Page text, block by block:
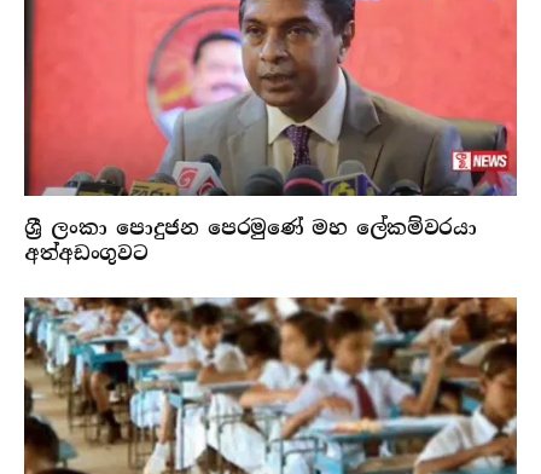
ශ්‍රී ලංකා පොදුජන පෙරමුණේ මහ ලේකම්වරයා
අත්අඩංගුවට